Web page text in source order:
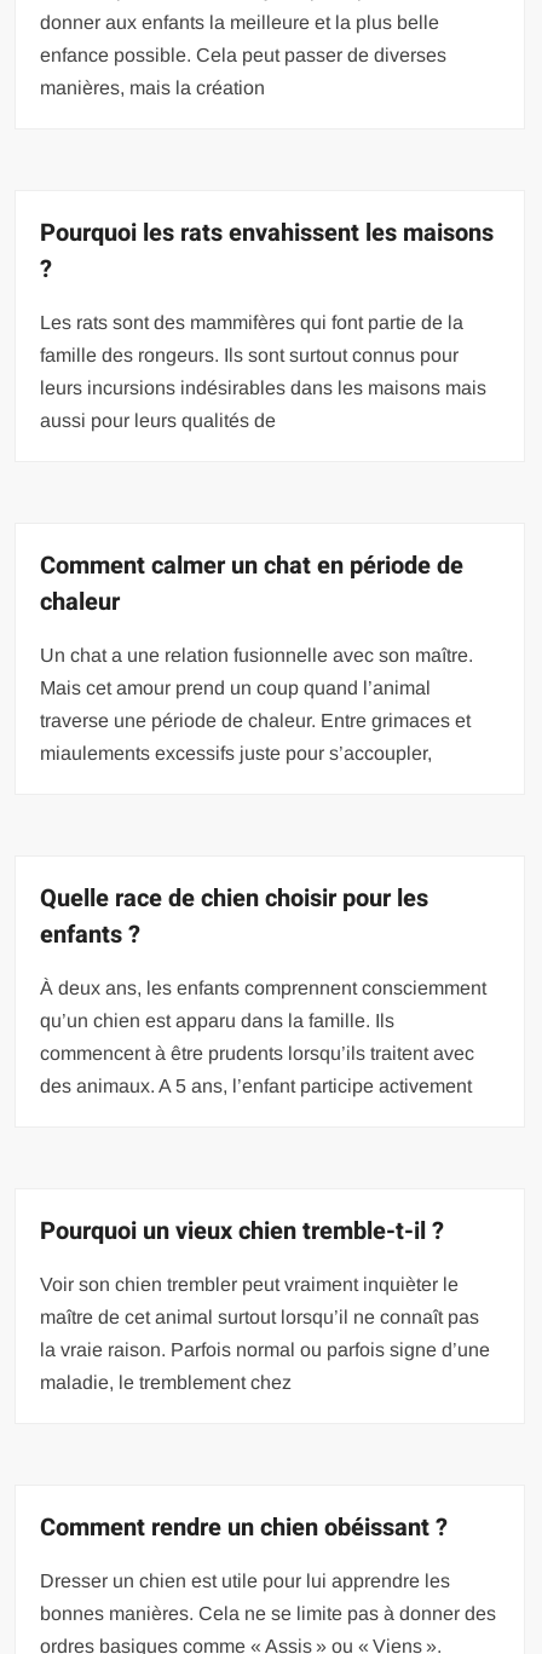
donner aux enfants la meilleure et la plus belle
enfance possible. Cela peut passer de diverses
manières, mais la création
Pourquoi les rats envahissent les maisons
?
Les rats sont des mammifères qui font partie de la
famille des rongeurs. Ils sont surtout connus pour
leurs incursions indésirables dans les maisons mais
aussi pour leurs qualités de
Comment calmer un chat en période de
chaleur
Un chat a une relation fusionnelle avec son maître.
Mais cet amour prend un coup quand l’animal
traverse une période de chaleur. Entre grimaces et
miaulements excessifs juste pour s’accoupler,
Quelle race de chien choisir pour les
enfants ?
À deux ans, les enfants comprennent consciemment
qu’un chien est apparu dans la famille. Ils
commencent à être prudents lorsqu’ils traitent avec
des animaux. A 5 ans, l’enfant participe activement
Pourquoi un vieux chien tremble-t-il ?
Voir son chien trembler peut vraiment inquièter le
maître de cet animal surtout lorsqu’il ne connaît pas
la vraie raison. Parfois normal ou parfois signe d’une
maladie, le tremblement chez
Comment rendre un chien obéissant ?
Dresser un chien est utile pour lui apprendre les
bonnes manières. Cela ne se limite pas à donner des
ordres basiques comme « Assis » ou « Viens ».